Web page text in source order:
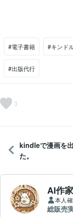
#電子書籍 #キンド
#出版代行
3
kindleで漫画を
た。
AI作
本人
総販売